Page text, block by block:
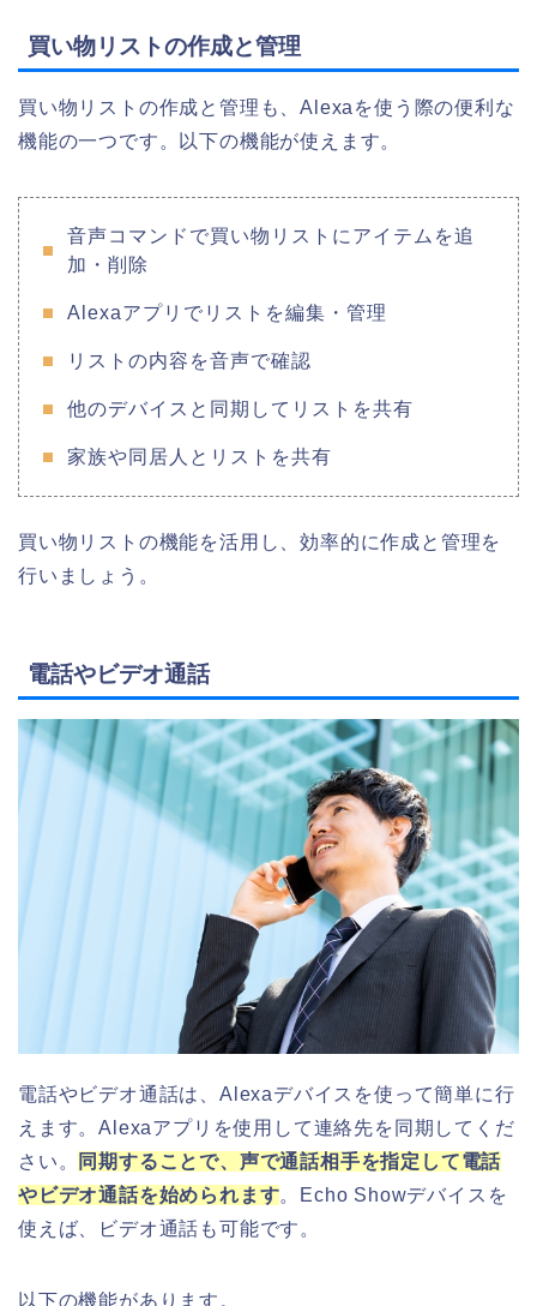
買い物リストの作成と管理
買い物リストの作成と管理も、Alexaを使う際の便利な
機能の一つです。以下の機能が使えます。
音声コマンドで買い物リストにアイテムを追
加・削除
Alexaアプリでリストを編集・管理
リストの内容を音声で確認
他のデバイスと同期してリストを共有
家族や同居人とリストを共有
買い物リストの機能を活用し、効率的に作成と管理を
行いましょう。
電話やビデオ通話
電話やビデオ通話は、Alexaデバイスを使って簡単に行
えます。Alexaアプリを使用して連絡先を同期してくだ
さい。
同期することで、声で通話相手を指定して電話
やビデオ通話を始められます。Echo Showデバイスを
使えば、ビデオ通話も可能です。
以下の機能があります。